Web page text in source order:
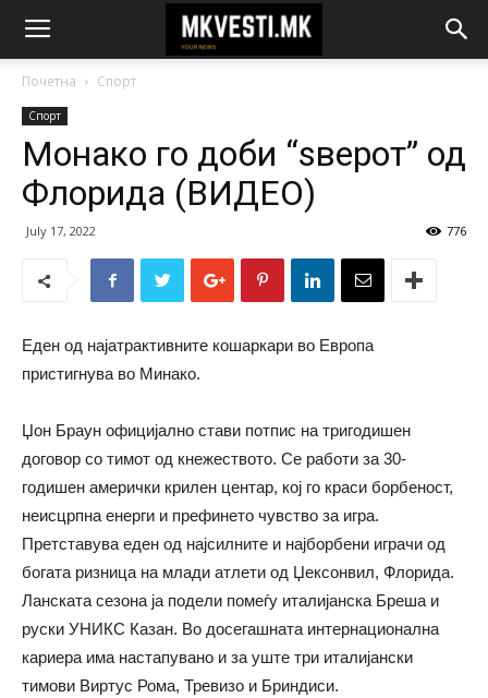
Почетна Спорт
Спорт
Монако го доби “ѕверот” од
Флорида (ВИДЕО)
July 17, 2022 776
Еден од најатрактивните кошаркари во Европа
пристигнува во Минако.
Џон Браун официјално стави потпис на тригодишен
договор со тимот од кнежеството. Се работи за 30-
годишен амерички крилен центар, кој го краси борбеност,
неисцрпна енерги и префинето чувство за игра.
Претставува еден од најсилните и најборбени играчи од
богата ризница на млади атлети од Џексонвил, Флорида.
Ланската сезона ја подели помеѓу италијанска Бреша и
руски УНИКС Казан. Во досегашната интернационална
кариера има настапувано и за уште три италијански
тимови Виртус Рома, Тревизо и Бриндиси.